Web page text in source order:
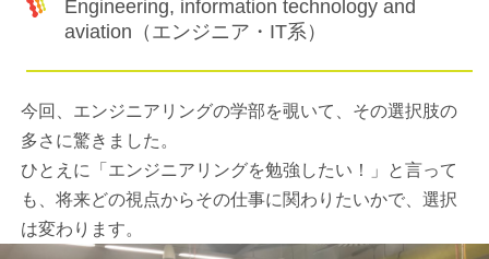
Engineering, information technology and
aviation（エンジニア・IT系）
今回、エンジニアリングの学部を覗いて、その選択肢の
多さに驚きました。
ひとえに「エンジニアリングを勉強したい！」と言って
も、将来どの視点からその仕事に関わりたいかで、選択
は変わります。